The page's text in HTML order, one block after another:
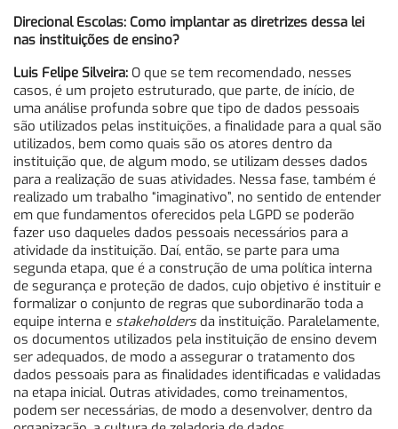
Direcional Escolas: Como implantar as diretrizes dessa lei
nas instituições de ensino?
Luis Felipe Silveira: O que se tem recomendado, nesses
casos, é um projeto estruturado, que parte, de início, de
uma análise profunda sobre que tipo de dados pessoais
são utilizados pelas instituições, a finalidade para a qual são
utilizados, bem como quais são os atores dentro da
instituição que, de algum modo, se utilizam desses dados
para a realização de suas atividades. Nessa fase, também é
realizado um trabalho “imaginativo”, no sentido de entender
em que fundamentos oferecidos pela LGPD se poderão
fazer uso daqueles dados pessoais necessários para a
atividade da instituição. Daí, então, se parte para uma
segunda etapa, que é a construção de uma política interna
de segurança e proteção de dados, cujo objetivo é instituir e
formalizar o conjunto de regras que subordinarão toda a
equipe interna e stakeholdersda instituição. Paralelamente,
os documentos utilizados pela instituição de ensino devem
ser adequados, de modo a assegurar o tratamento dos
dados pessoais para as finalidades identificadas e validadas
na etapa inicial. Outras atividades, como treinamentos,
podem ser necessárias, de modo a desenvolver, dentro da